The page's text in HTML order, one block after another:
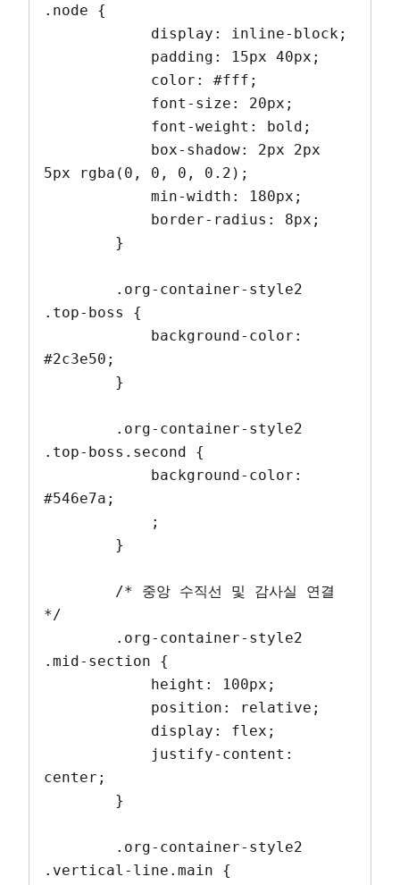
.node {
5px rgba(0, 0, 0, 0.2);
            min-width: 180px;
.top-boss {
#2c3e50;
.top-boss.second {
#546e7a;
*/
.mid-section {
center;
.vertical-line.main {